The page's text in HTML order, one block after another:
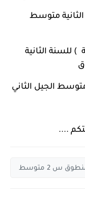
متوسط
للسنة الثانية
....
س 2 متوسط